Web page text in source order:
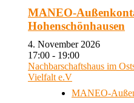
MANEO-
Hohenschönhausen
4. November 2026
17:00 - 19:00
Nachbarschaftshaus im
Vielfalt e.V
MANEO-